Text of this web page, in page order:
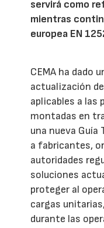
servirá como
mientras
europea EN
CEMA ha dado
actualización
aplicables a las
montadas en
una nueva
a fabricantes,
autoridades
soluciones
proteger al
cargas
durante las